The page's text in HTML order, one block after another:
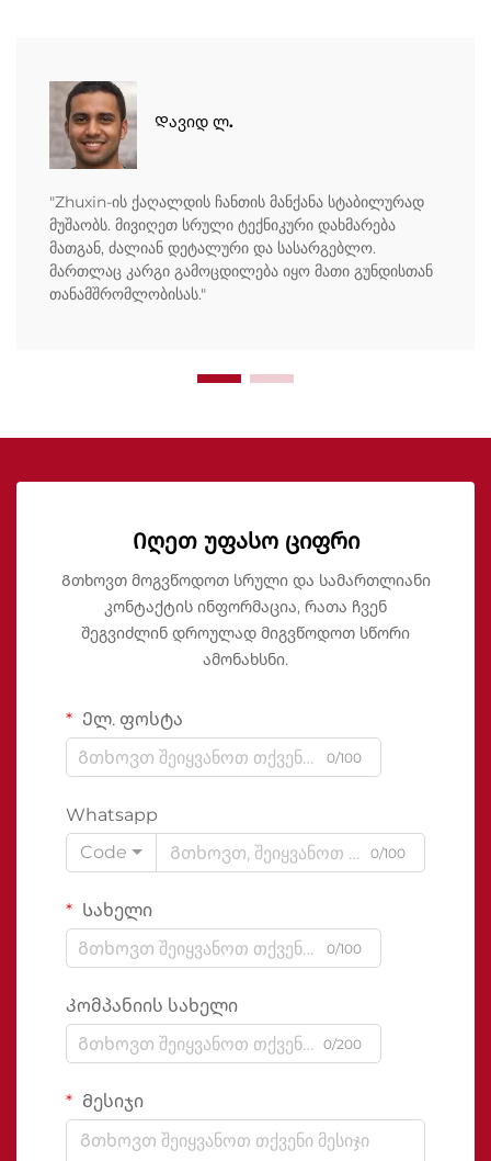
Დავიდ ლ.
"Zhuxin-ის ქაღალდის ჩანთის მანქანა სტაბილურად
მუშაობს. მივიღეთ სრული ტექნიკური დახმარება
მათგან, ძალიან დეტალური და სასარგებლო.
მართლაც კარგი გამოცდილება იყო მათი გუნდისთან
თანამშრომლობისას."
Იღეთ უფასო ციფრი
Გთხოვთ მოგვწოდოთ სრული და სამართლიანი
კონტაქტის ინფორმაცია, რათა ჩვენ
შეგვიძლინ დროულად მიგვწოდოთ სწორი
ამონახსნი.
Ელ. ფოსტა
0/100
Whatsapp
Code
0/100
Სახელი
0/100
Კომპანიის სახელი
0/200
Მესიჯი